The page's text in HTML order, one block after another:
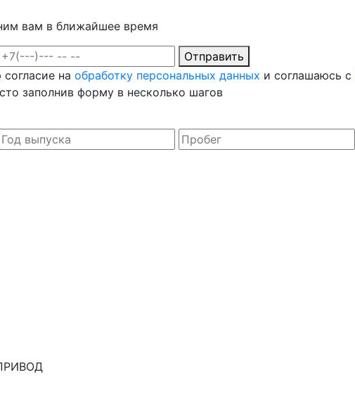
вам в ближайшее время
Отправить
на обработку персональных данных и соглашаюсь с
заполнив форму в несколько шагов